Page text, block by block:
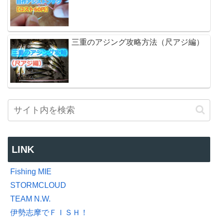
三重のアジング攻略方法（尺アジ編）
LINK
Fishing MIE
STORMCLOUD
TEAM N.W.
伊勢志摩でＦＩＳＨ！